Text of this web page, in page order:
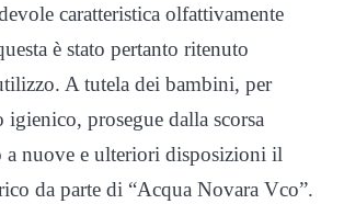
caratteristica olfattivamente
è stato pertanto ritenuto
A tutela dei bambini, per
prosegue dalla scorsa
a nuove e ulteriori disposizioni il
da parte di “Acqua Novara Vco”.